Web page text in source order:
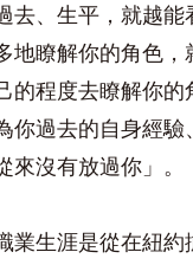
去、生平，就越
地瞭解你的角色，
的程度去瞭解你
你過去的自身經驗
沒有放過你」。
生涯是從在紐約